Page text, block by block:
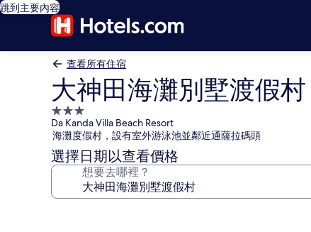
跳到主要內容
查看所有住宿
大神田海灘別墅渡假村
3.0
星
級
住
宿
Da Kanda Villa Beach Resort
海灘度假村，設有室外游泳池並鄰近通薩拉碼頭
選擇日期以查看價格
想要去哪裡？